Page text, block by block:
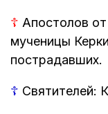
☦ Апостолов
мученицы
пострадавших.
☦ Святителей: